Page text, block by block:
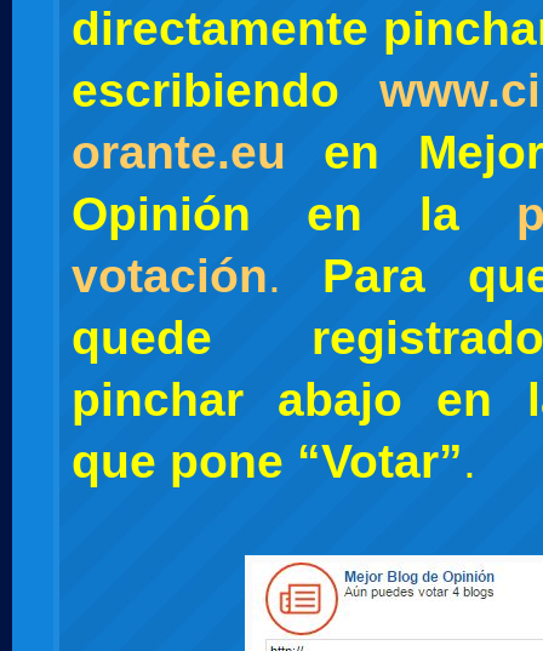
directamente
escribiendo
orante.eu en
Opinión en la
votación.
Para
quede
pinchar abajo en
que pone “Votar”.